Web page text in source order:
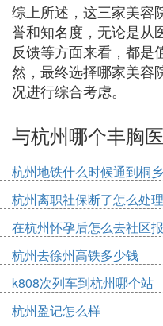
综上所述，这三家美容
誉和知名度，无论是从
反馈等方面来看，都是
然，最终选择哪家美容
况进行综合考虑。
与杭州哪个丰胸
杭州地铁什么时候通到桐乡
杭州离职社保断了怎么处理
在杭州怀孕后怎么去社区报
备
杭州去徐州高铁多少钱
k808次列车到杭州哪个站
杭州盈记怎么样